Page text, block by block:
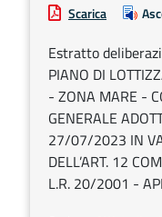
Scarica
Estratto
PIANO DI
- ZONA MARE -
GENERALE
27/07/2023 IN
DELL’ART. 12
L.R. 20/2001 -